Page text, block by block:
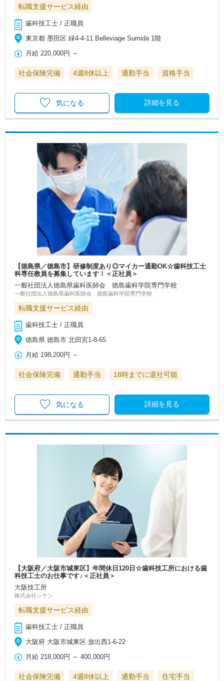
転職支援サービス経由
歯科技工士 / 正職員
東京都 墨田区 緑4‐4-11 Belleviage Sumida 1階
月給 220,000円 ～
社会保険完備 4週8休以上 通勤手当 資格手当
詳細を見る
気になる
【徳島県／徳島市】研修制度あり◎マイカー通勤OK☆歯科技工士
科専任教員を募集しています！＜正社員＞
一般社団法人徳島県歯科医師会 徳島歯科学院専門学校
一般社団法人徳島県歯科医師会 徳島歯科学院専門学校
転職支援サービス経由
歯科技工士 / 正職員
徳島県 徳島市 北田宮1-8-65
月給 198,200円 ～
社会保険完備 通勤手当 18時までに退社可能
詳細を見る
気になる
【大阪府／大阪市城東区】年間休日120日☆歯科技工所における歯
科技工士のお仕事です♪＜正社員＞
大阪技工所
株式会社シケン
転職支援サービス経由
歯科技工士 / 正職員
大阪府 大阪市城東区 放出西1-6-22
月給 218,000円 ～400,000円
社会保険完備 4週8休以上 通勤手当
住宅手当